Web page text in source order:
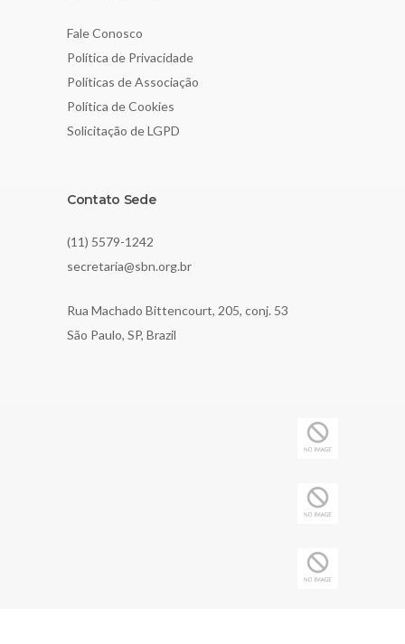
Fale Conosco
Política de Privacidade
Políticas de Associação
Política de Cookies
Solicitação de LGPD
Contato Sede
(11) 5579-1242
secretaria@sbn.org.br
Rua Machado Bittencourt, 205, conj. 53
São Paulo, SP, Brazil